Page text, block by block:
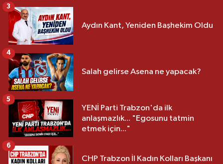
Aydın Kant, Yeniden Başhekim Oldu
3
Salah gelirse Asena ne yapacak?
4
YENİ Parti Trabzon'da ilk
anlaşmazlık... "Egosunu tatmin
etmek için..."
5
CHP Trabzon İl Kadın Kolları Başkanı
6